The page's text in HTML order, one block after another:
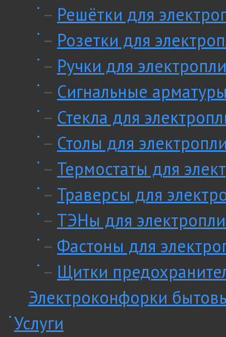
– Решётки для
– Розетки для
– Ручки для
– Сигнальные
– Стекла для
– Столы для
– Термостаты для
– Траверсы для
– ТЭНы для
– Фастоны для
– Щитки
Электроконфорки
Услуги